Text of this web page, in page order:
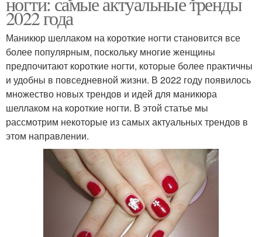
2022 года
Маникюр шеллаком на короткие ногти становится все
более популярным, поскольку многие женщины
предпочитают короткие ногти, которые более практичны
и удобны в повседневной жизни. В 2022 году появилось
множество новых трендов и идей для маникюра
шеллаком на короткие ногти. В этой статье мы
рассмотрим некоторые из самых актуальных трендов в
этом направлении.